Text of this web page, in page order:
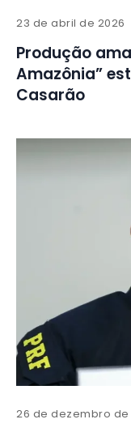
23 de abril de 2026
Produção
Amazônia”
Casarão
26 de dezembro de